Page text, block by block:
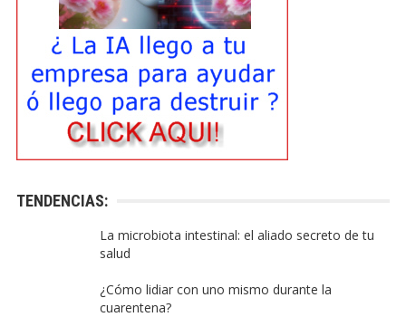
TENDENCIAS:
La microbiota intestinal: el aliado secreto de tu
salud
¿Cómo lidiar con uno mismo durante la
cuarentena?